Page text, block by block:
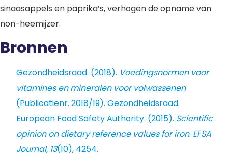
sinaasappels en paprika’s, verhogen de opname van
non-heemijzer.
Bronnen
Gezondheidsraad. (2018). Voedingsnormen voor
vitamines en mineralen voor volwassenen
(Publicatienr. 2018/19). Gezondheidsraad.
European Food Safety Authority. (2015). Scientific
opinion on dietary reference values for iron. EFSA
Journal, 13(10), 4254.